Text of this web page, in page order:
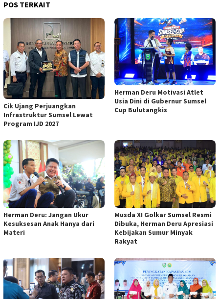
POS TERKAIT
Cik Ujang Perjuangkan
Infrastruktur Sumsel Lewat
Program IJD 2027
Herman Deru Motivasi Atlet
Usia Dini di Gubernur Sumsel
Cup Bulutangkis
Herman Deru: Jangan Ukur
Kesuksesan Anak Hanya dari
Materi
Musda XI Golkar Sumsel Resmi
Dibuka, Herman Deru Apresiasi
Kebijakan Sumur Minyak
Rakyat